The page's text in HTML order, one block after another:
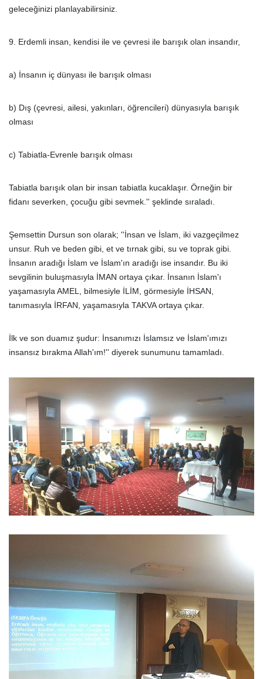
geleceğinizi planlayabilirsiniz.
9. Erdemli insan, kendisi ile ve çevresi ile barışık olan insandır,
a) İnsanın iç dünyası ile barışık olması
b) Dış (çevresi, ailesi, yakınları, öğrencileri) dünyasıyla barışık
olması
c) Tabiatla-Evrenle barışık olması
Tabiatla barışık olan bir insan tabiatla kucaklaşır. Örneğin bir
fidanı severken, çocuğu gibi sevmek.'' şeklinde sıraladı.
Şemsettin Dursun son olarak; ''İnsan ve İslam, iki vazgeçilmez
unsur. Ruh ve beden gibi, et ve tırnak gibi, su ve toprak gibi.
İnsanın aradığı İslam ve İslam'ın aradığı ise insandır. Bu iki
sevgilinin buluşmasıyla İMAN ortaya çıkar. İnsanın İslam'ı
yaşamasıyla AMEL, bilmesiyle İLİM, görmesiyle İHSAN,
tanımasıyla İRFAN, yaşamasıyla TAKVA ortaya çıkar.
İlk ve son duamız şudur: İnsanımızı İslamsız ve İslam'ımızı
insansız bırakma Allah'ım!'' diyerek sunumunu tamamladı.